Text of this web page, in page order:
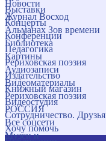
Новости
Журнал Восход
Альманах Зов времени
Библиотека
Картины
Аудиозаписи
Видеоматериалы
Рериховская поэзия
РОССИЯ
Все соцсети
Музеи и
Выставки
Концерты
Конференции
Педагогика
Рериховская поэзия
Издательство
Книжный магазин
Видеостудия
Сотрудничество. Друзья
Хочу помочь